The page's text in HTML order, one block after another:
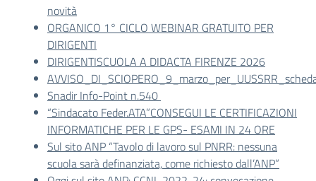
novità
ORGANICO 1° CICLO WEBINAR GRATUITO PER
DIRIGENTI
DIRIGENTISCUOLA A DIDACTA FIRENZE 2026
Snadir Info-Point n.540
“Sindacato Feder.ATA”CONSEGUI LE CERTIFICAZIONI
INFORMATICHE PER LE GPS- ESAMI IN 24 ORE
Sul sito ANP “Tavolo di lavoro sul PNRR: nessuna
scuola sarà definanziata, come richiesto dall’ANP”